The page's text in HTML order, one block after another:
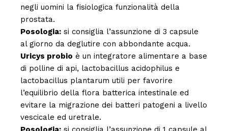
negli uomini la fisiologica funzionalità della
prostata.
Posologia: si consiglia l’assunzione di 3 capsule
al giorno da deglutire con abbondante acqua.
Uricys probio è un integratore alimentare a base
di polline di api, lactobacillus acidophilus e
lactobacillus plantarum utili per favorire
l’equilibrio della flora batterica intestinale ed
evitare la migrazione dei batteri patogeni a livello
vescicale ed uretrale.